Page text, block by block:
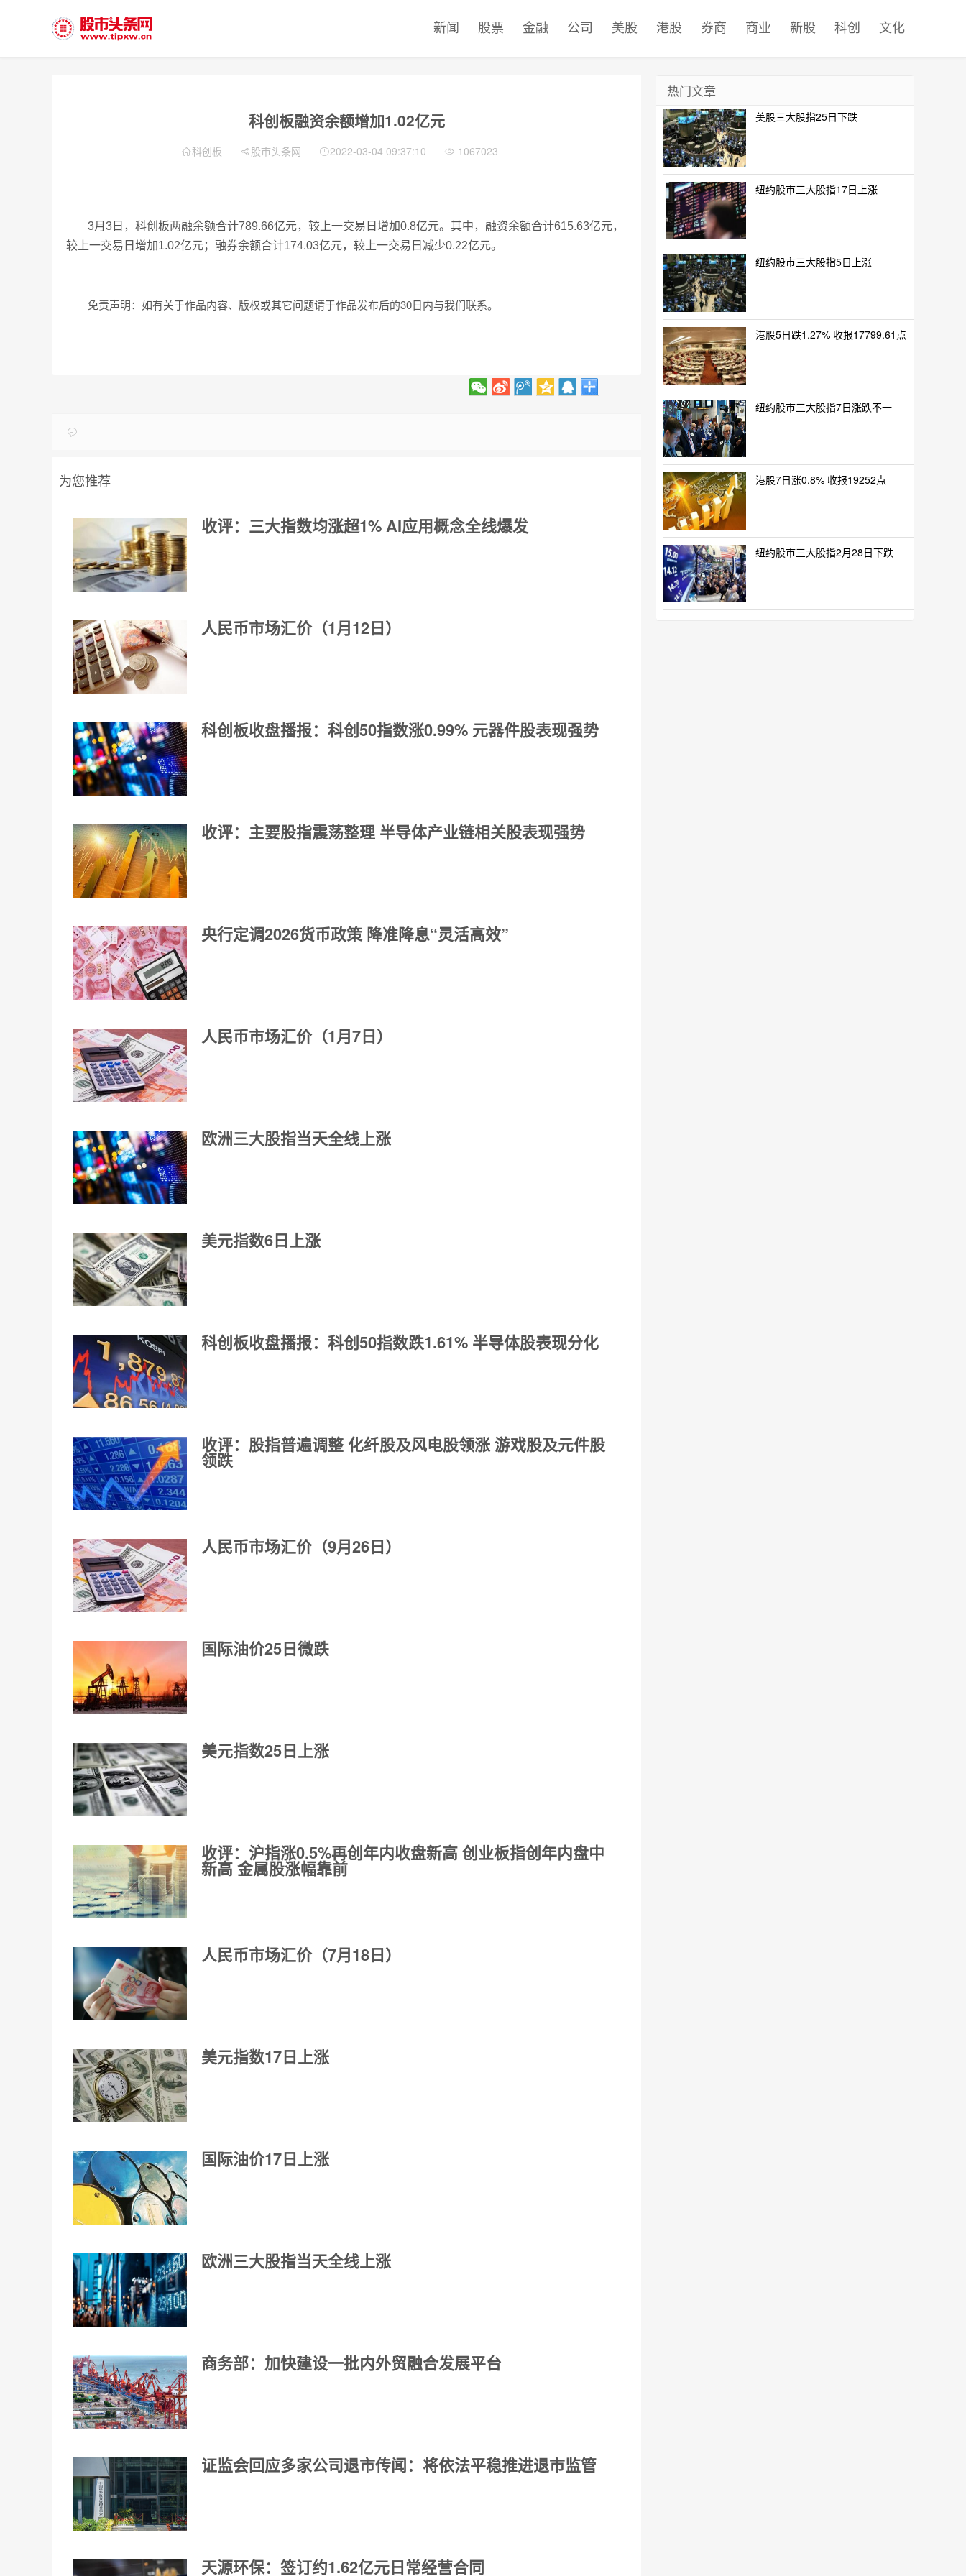
新闻 股票 金融 公司 美股 港股 券商 商业 新股 科创 文化
科创板融资余额增加1.02亿元
科创板 股市头条网 2022-03-04 09:37:10 1067023
3月3日，科创板两融余额合计789.66亿元，较上一交易日增加0.8亿元。其中，融资余额合计615.63亿元，
较上一交易日增加1.02亿元；融券余额合计174.03亿元，较上一交易日减少0.22亿元。
免责声明：如有关于作品内容、版权或其它问题请于作品发布后的30日内与我们联系。
为您推荐
收评：三大指数均涨超1% AI应用概念全线爆发
人民币市场汇价（1月12日）
科创板收盘播报：科创50指数涨0.99% 元器件股表现强势
收评：主要股指震荡整理 半导体产业链相关股表现强势
央行定调2026货币政策 降准降息“灵活高效”
人民币市场汇价（1月7日）
欧洲三大股指当天全线上涨
美元指数6日上涨
科创板收盘播报：科创50指数跌1.61% 半导体股表现分化
收评：股指普遍调整 化纤股及风电股领涨 游戏股及元件股
领跌
人民币市场汇价（9月26日）
国际油价25日微跌
美元指数25日上涨
收评：沪指涨0.5%再创年内收盘新高 创业板指创年内盘中
新高 金属股涨幅靠前
人民币市场汇价（7月18日）
美元指数17日上涨
国际油价17日上涨
欧洲三大股指当天全线上涨
商务部：加快建设一批内外贸融合发展平台
证监会回应多家公司退市传闻：将依法平稳推进退市监管
天源环保：签订约1.62亿元日常经营合同
热门文章
美股三大股指25日下跌
纽约股市三大股指17日上涨
纽约股市三大股指5日上涨
港股5日跌1.27% 收报17799.61点
纽约股市三大股指7日涨跌不一
港股7日涨0.8% 收报19252点
纽约股市三大股指2月28日下跌